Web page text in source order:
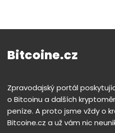
Bitcoine.cz
Zpravodajský portál
o Bitcoinu a dalších
peníze. A proto jsme vždy o
Bitcoine.cz a už vám nic